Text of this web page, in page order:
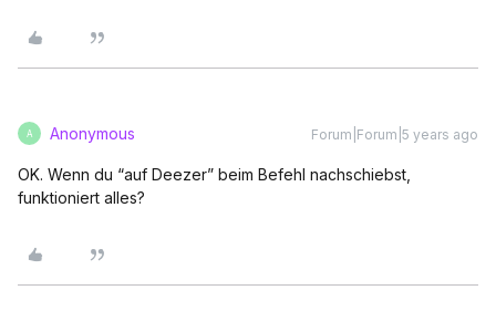
A Anonymous Forum|Forum|5 years ago
OK. Wenn du “auf Deezer” beim Befehl nachschiebst,
funktioniert alles?